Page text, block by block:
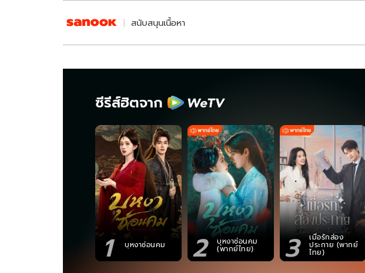
สนับสนุนเนื้อหา
ซีรีส์ฮิตจาก
1 บุหงาซ่อนคม 2 บุหงาซ่อนคม
(พากย์ไทย) 3 เมื่อรักส่อง
ประกาย (พากย์
ไทย)